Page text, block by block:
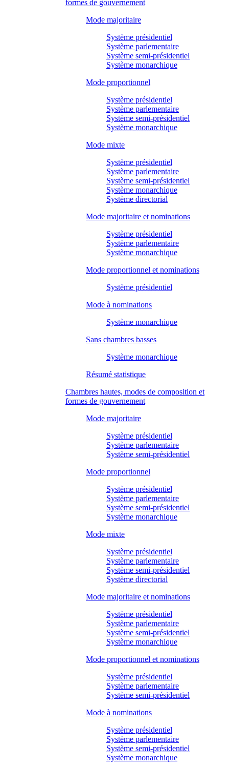
formes de gouvernement
Mode majoritaire
Système présidentiel
Système parlementaire
Système semi-présidentiel
Système monarchique
Mode proportionnel
Système présidentiel
Système parlementaire
Système semi-présidentiel
Système monarchique
Mode mixte
Système présidentiel
Système parlementaire
Système semi-présidentiel
Système monarchique
Système directorial
Mode majoritaire et nominations
Système présidentiel
Système parlementaire
Système monarchique
Mode proportionnel et nominations
Système présidentiel
Mode à nominations
Système monarchique
Sans chambres basses
Système monarchique
Résumé statistique
Chambres hautes, modes de composition et
formes de gouvernement
Mode majoritaire
Système présidentiel
Système parlementaire
Système semi-présidentiel
Mode proportionnel
Système présidentiel
Système parlementaire
Système semi-présidentiel
Système monarchique
Mode mixte
Système présidentiel
Système parlementaire
Système semi-présidentiel
Système directorial
Mode majoritaire et nominations
Système présidentiel
Système parlementaire
Système semi-présidentiel
Système monarchique
Mode proportionnel et nominations
Système présidentiel
Système parlementaire
Système semi-présidentiel
Mode à nominations
Système présidentiel
Système parlementaire
Système semi-présidentiel
Système monarchique